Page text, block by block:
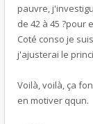
pauvre,
de 42 à 45 ?pour
Coté conso je
j'ajusterai le
Voilà, voilà, ça
en motiver qqun.